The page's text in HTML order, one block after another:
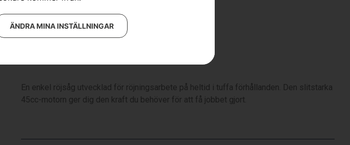
ÄNDRA MINA INSTÄLLNINGAR
11 900kr
En enkel röjsåg utvecklad för röjningsarbete på heltid i tuffa förhållanden. Den slitstarka
45cc-motorn ger dig den kraft du behöver för att få jobbet gjort.